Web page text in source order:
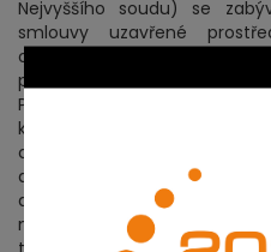
Nejvyššího soudu) se
smlouvy uzavřené
obchodu. Tuto smlouvu
provozovatel internetového
Prodávající při zařazování
katalogu u položky –
cenu 245,-EUR. Kupující si
a systém internetového
automatizované potvrzení
naším případem). Notebook